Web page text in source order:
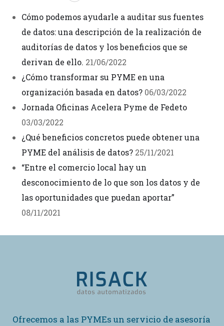
Cómo podemos ayudarle a auditar sus fuentes
de datos: una descripción de la realización de
auditorías de datos y los beneficios que se
derivan de ello. 21/06/2022
¿Cómo transformar su PYME en una
organización basada en datos? 06/03/2022
Jornada Oficinas Acelera Pyme de Fedeto
03/03/2022
¿Qué beneficios concretos puede obtener una
PYME del análisis de datos? 25/11/2021
“Entre el comercio local hay un
desconocimiento de lo que son los datos y de
las oportunidades que puedan aportar”
08/11/2021
Ofrecemos a las PYMEs un servicio de asesoría